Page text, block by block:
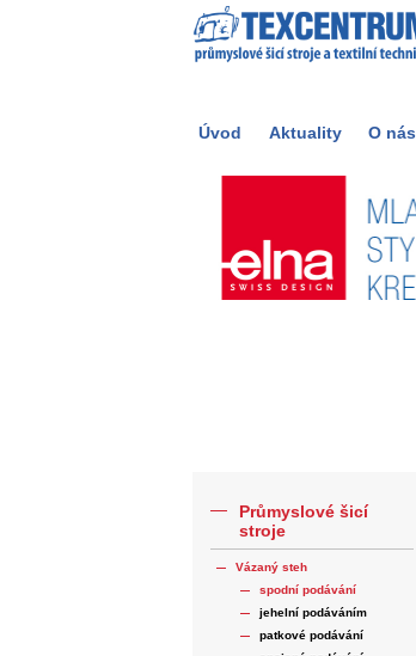
Úvod Aktuality O nás
Průmyslové šicí
stroje
Vázaný steh
spodní podávání
jehelní podáváním
patkové podávání